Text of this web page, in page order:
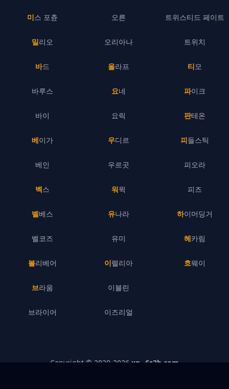
미스 포츈
밀리오
바드
바루스
바이
베이가
베인
벡스
벨베스
벨코즈
볼리베어
브라움
브라이어
오른
오리아나
올라프
요네
요릭
우디르
우르곳
워윅
유나라
유미
이렐리아
이블린
이즈리얼
트위스티드 페이트
트위치
티모
파이크
판테온
피들스틱
피오라
피즈
하이머딩거
헤카림
흐웨이
Copyright © 2020- 2026 xn--6s2b.com